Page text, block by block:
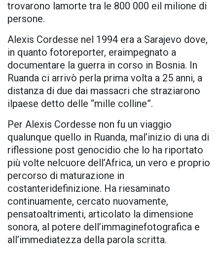
trovarono lamorte tra le 800 000 eil milione di
persone.
Alexis Cordesse nel 1994 era a Sarajevo dove,
in quanto fotoreporter, eraimpegnato a
documentare la guerra in corso in Bosnia. In
Ruanda ci arrivò perla prima volta a 25 anni, a
distanza di due dai massacri che straziarono
ilpaese detto delle “mille colline”.
Per Alexis Cordesse non fu un viaggio
qualunque quello in Ruanda, mal’inizio di una di
riflessione post genocidio che lo ha riportato
più volte nelcuore dell’Africa, un vero e proprio
percorso di maturazione in
costanteridefinizione. Ha riesaminato
continuamente, cercato nuovamente,
pensatoaltrimenti, articolato la dimensione
sonora, al potere dell’immaginefotografica e
all’immediatezza della parola scritta.